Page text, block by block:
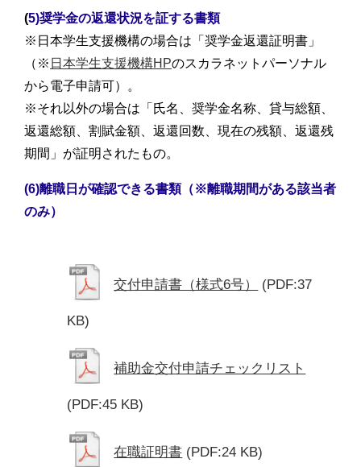
(5)奨学金の返還状況を証する書類
※日本学生支援機構の場合は「奨学金返還証明書」
（ ※ 日本学生支援機構HPのスカラネットパーソナル
から電子申請可）。
※それ以外の場合は「氏名、奨学金名称、貸与総額、
返還総額、割賦金額、返還回数、現在の残額、返還残
期間」が証明されたもの。
(6)離職日が確認できる書類（※離職期間がある該当者
のみ）
交付申請書（様式6号） (PDF:37
KB)
補助金交付申請チェックリスト
(PDF:45 KB)
在職証明書 (PDF:24 KB)